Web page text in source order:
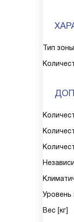
Тип
Уровень
Вес [кг]